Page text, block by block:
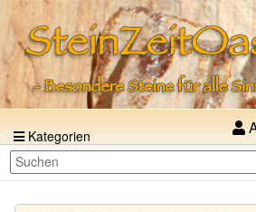
Kategorien